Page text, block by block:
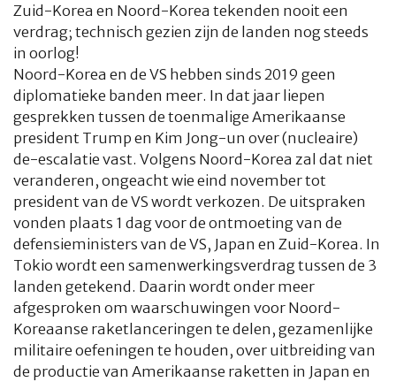
Zuid-Korea en Noord-Korea tekenden nooit een
verdrag; technisch gezien zijn de landen nog steeds
in oorlog!
Noord-Korea en de VS hebben sinds 2019 geen
diplomatieke banden meer. In dat jaar liepen
gesprekken tussen de toenmalige Amerikaanse
president Trump en Kim Jong-un over (nucleaire)
de-escalatie vast. Volgens Noord-Korea zal dat niet
veranderen, ongeacht wie eind november tot
president van de VS wordt verkozen. De uitspraken
vonden plaats 1 dag voor de ontmoeting van de
defensieministers van de VS, Japan en Zuid-Korea. In
Tokio wordt een samenwerkingsverdrag tussen de 3
landen getekend. Daarin wordt onder meer
afgesproken om waarschuwingen voor Noord-
Koreaanse raketlanceringen te delen, gezamenlijke
militaire oefeningen te houden, over uitbreiding van
de productie van Amerikaanse raketten in Japan en